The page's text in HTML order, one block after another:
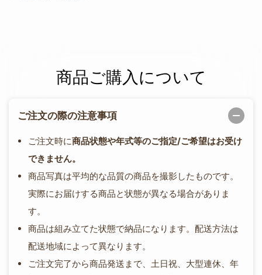
商品ご購入について
ご注文の際の注意事項
ご注文時に商品状態や年式等のご指定/ご希望はお受け
できません。
商品写真は平均的な品質の商品を撮影したものです。
実際にお届けする商品と状態が異なる場合がありま
す。
商品は組み立てた状態で納品になります。配送方法は
配送地域によって異なります。
ご注文完了から商品発送まで、土日祝、大型連休、年